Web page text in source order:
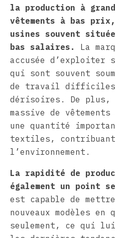
la production à
vêtements à bas
usines souvent
bas salaires.
La
accusée
qui sont souvent
de travail difficiles
dérisoires. De plus,
massive de
une quantité
textiles,
l’environnement.
La rapidité de
également un point
est capable de
nouveaux modèles en
seulement, ce qui